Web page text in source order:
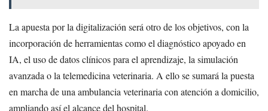
La apuesta por la digitalización será otro de los objetivos, con la
incorporación de herramientas como el diagnóstico apoyado en
IA, el uso de datos clínicos para el aprendizaje, la simulación
avanzada o la telemedicina veterinaria. A ello se sumará la puesta
en marcha de una ambulancia veterinaria con atención a domicilio,
ampliando así el alcance del hospital.